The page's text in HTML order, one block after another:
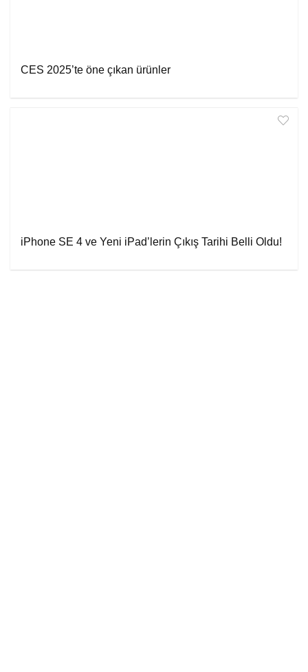
CES 2025’te öne çıkan ürünler
iPhone SE 4 ve Yeni iPad’lerin Çıkış Tarihi Belli Oldu!